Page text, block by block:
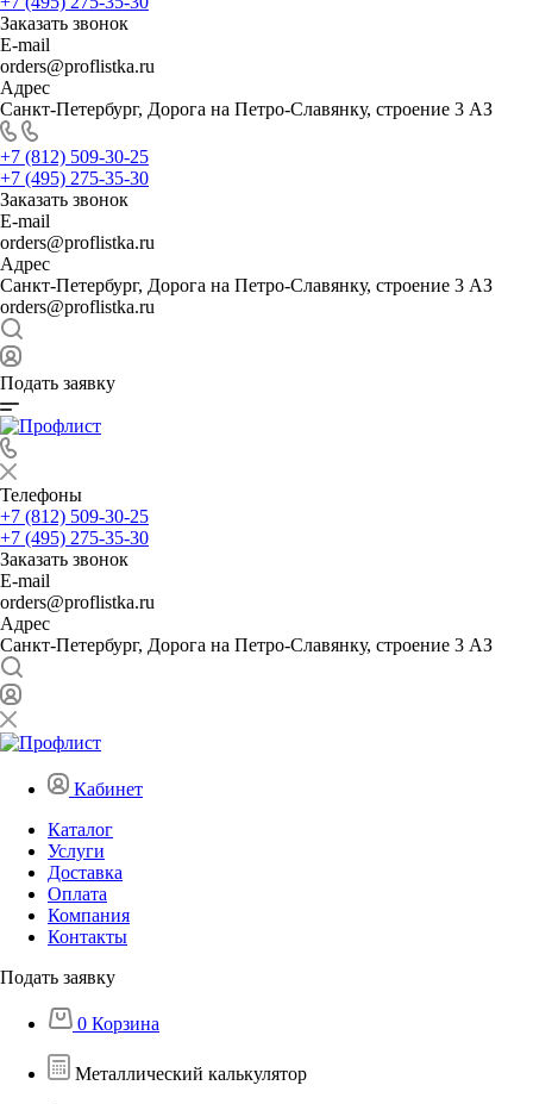
Заказать звонок
E-mail
orders@proflistka.ru
Адрес
Санкт-Петербург, Дорога на Петро-Славянку, строение 3 АЗ
+7 (812) 509-30-25
+7 (495) 275-35-30
Заказать звонок
E-mail
orders@proflistka.ru
Адрес
Санкт-Петербург, Дорога на Петро-Славянку, строение 3 АЗ
orders@proflistka.ru
Подать заявку
Телефоны
+7 (812) 509-30-25
+7 (495) 275-35-30
Заказать звонок
E-mail
orders@proflistka.ru
Адрес
Санкт-Петербург, Дорога на Петро-Славянку, строение 3 АЗ
Кабинет
Каталог
Услуги
Доставка
Оплата
Компания
Контакты
Подать заявку
0 Корзина
Металлический калькулятор